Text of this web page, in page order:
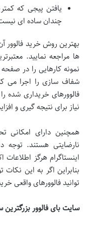
یافتن پیجی که
چندان ساده ای
بهترین روش خرید
ها مراجعه نمایید.
نمونه کارهایی را در
شفاف سازی را اجرا می
فالوورهای خریداری
نیاز برای نتیجه گیری و
همچنین دارای امکانی
نارضایتی هستند. توجه
اینستاگرام هرگز
بنابراین اگر به این
توانید فالوورهای واقعی
سایت بای فالوور بزرگترین